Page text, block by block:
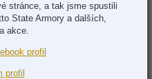
podložka botky pažby
stránce, a tak jsme spustili
State Armory a dalších,
akce.
profil
profil